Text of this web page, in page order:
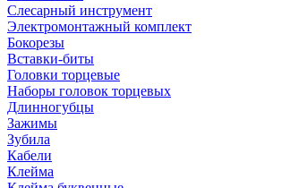
Слесарный инструмент
Электромонтажный комплект
Бокорезы
Вставки-биты
Головки торцевые
Наборы головок торцевых
Длинногубцы
Зажимы
Зубила
Кабели
Клейма